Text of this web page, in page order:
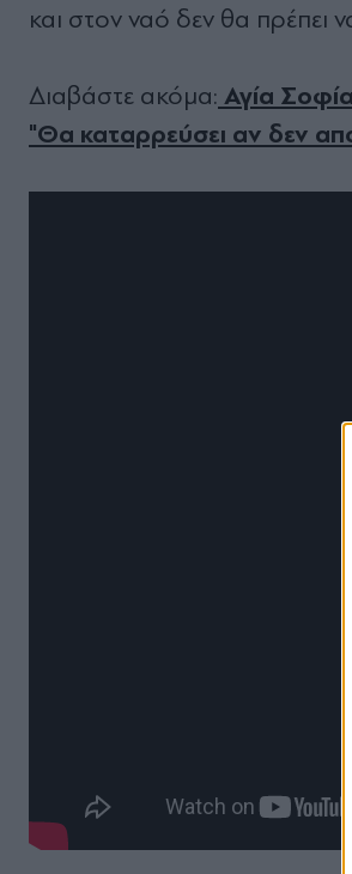
και στον ναό δεν θα πρέπει
Διαβάστε ακόμα: Αγία
"Θα καταρρεύσει αν δεν